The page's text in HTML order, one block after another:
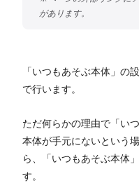
「いつもあそぶ本体」の
で行います。
ただ何らかの理由で「い
本体が手元にないという
ら、「いつもあそぶ本体
す。